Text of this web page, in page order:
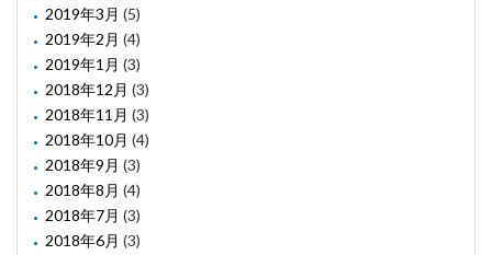
2019年3月 (5)
2019年2月 (4)
2019年1月 (3)
2018年12月 (3)
2018年11月 (3)
2018年10月 (4)
2018年9月 (3)
2018年8月 (4)
2018年7月 (3)
2018年6月 (3)